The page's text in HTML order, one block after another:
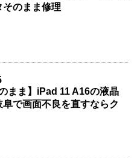
そのまま修理
まま】iPad 11 A16の液晶
で画面不良を直すならク